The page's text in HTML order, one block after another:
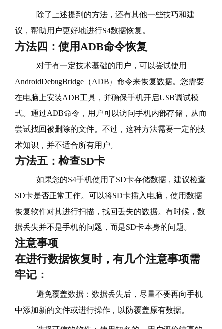
除了上述提到的方法，还有其他一些技巧和建
议，帮助用户更好地进行S4数据恢复。
方法四：使用ADB命令恢复
对于有一定技术基础的用户，可以尝试使用
AndroidDebugBridge（ADB）命令来恢复数据。您需要
在电脑上安装ADB工具，并确保手机开启USB调试模
式。通过ADB命令，用户可以访问手机内部存储，从而
尝试找回被删除的文件。不过，这种方法需要一定的技
术知识，并不适合所有用户。
方法五：检查SD卡
如果您的S4手机使用了SD卡存储数据，建议检查
SD卡是否正常工作。可以将SD卡插入电脑，使用数据
恢复软件对其进行扫描，找回丢失的数据。有时候，数
据丢失并不是手机的问题，而是SD卡本身的问题。
注意事项
在进行数据恢复时，有几个注意事项需
牢记：
避免覆盖数据：数据丢失后，尽量不要再向手机
中添加新的文件或进行操作，以防覆盖原有数据。